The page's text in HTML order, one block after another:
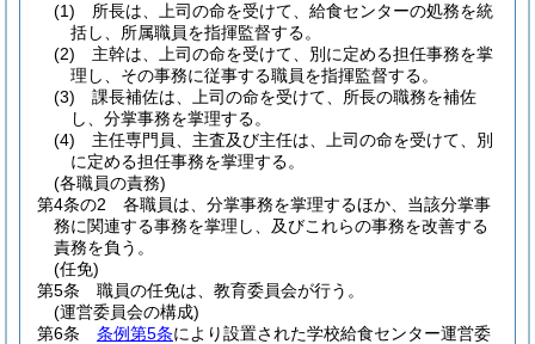
(1)
所長は、上司の命を受けて、給食センターの処務を統
括し、所属職員を指揮監督する。
(2)
主幹は、上司の命を受けて、別に定める担任事務を掌
理し、その事務に従事する職員を指揮監督する。
(3)
課長補佐は、上司の命を受けて、所長の職務を補佐
し、分掌事務を掌理する。
(4)
主任専門員、主査及び主任は、上司の命を受けて、別
に定める担任事務を掌理する。
(各職員の責務)
第4条の2
各職員は、分掌事務を掌理するほか、当該分掌事
務に関連する事務を掌理し、及びこれらの事務を改善する
責務を負う。
(任免)
第5条
職員の任免は、教育委員会が行う。
(運営委員会の構成)
第6条
条例第5条により設置された学校給食センター運営委